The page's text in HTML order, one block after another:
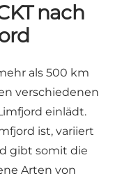
nach
als 500 km
verschiedenen
einlädt.
ist, variiert
gibt somit die
Arten von